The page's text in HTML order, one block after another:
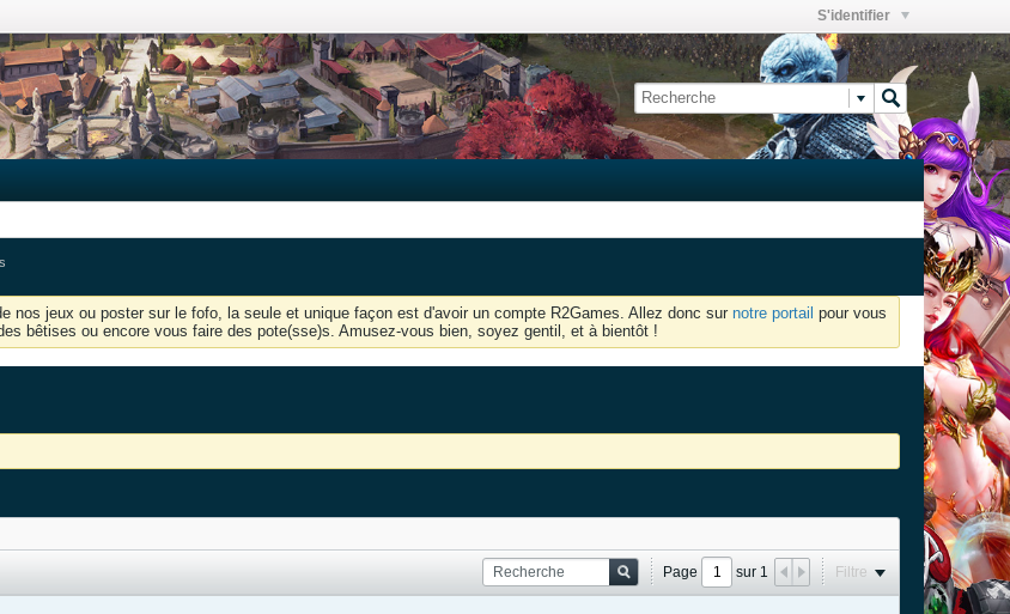
S'identifier
nos jeux ou poster sur le fofo, la seule et unique façon est d'avoir un compte R2Games. Allez donc sur notre portail pour vous
bêtises ou encore vous faire des pote(sse)s. Amusez-vous bien, soyez gentil, et à bientôt !
Page sur 1 Filtre